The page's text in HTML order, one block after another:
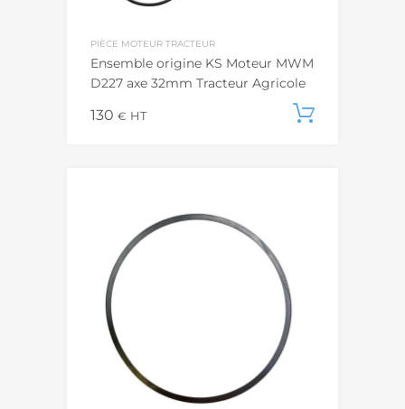
PIÈCE MOTEUR TRACTEUR
Ensemble origine KS Moteur MWM
D227 axe 32mm Tracteur Agricole
130 € HT